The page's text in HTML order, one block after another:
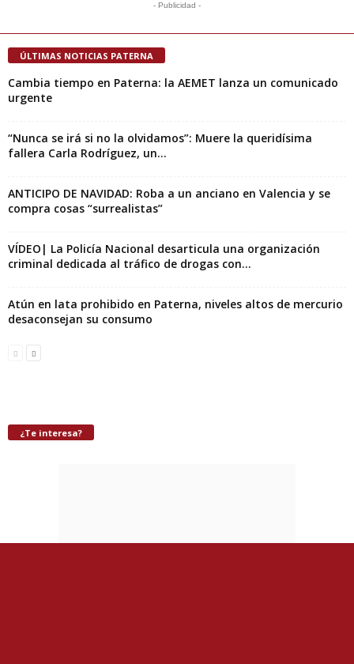
- Publicidad -
ÚLTIMAS NOTICIAS PATERNA
Cambia tiempo en Paterna: la AEMET lanza un comunicado
urgente
“Nunca se irá si no la olvidamos”: Muere la queridísima
fallera Carla Rodríguez, un...
ANTICIPO DE NAVIDAD: Roba a un anciano en Valencia y se
compra cosas “surrealistas”
VÍDEO| La Policía Nacional desarticula una organización
criminal dedicada al tráfico de drogas con...
Atún en lata prohibido en Paterna, niveles altos de mercurio
desaconsejan su consumo
¿Te interesa?